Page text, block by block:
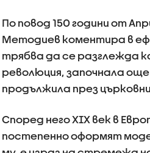
По повод 150 години от
Методиев коментира в
трябва да се разглежда
революция, започнала
продължила през
Според него XIX век в
постепенно оформят